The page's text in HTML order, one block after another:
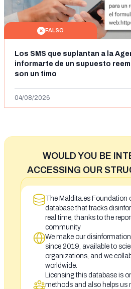
FALSO
Los SMS que suplantan a la
informarte de un supuesto
son un timo
04/08/2026
WOULD YOU BE
ACCESSING OUR
The Maldita.es Foundation
database that tracks
real time, thanks to the
community
We make our
since 2019, available to
organizations, and we
worldwide.
Licensing this database is
methods and also helps us